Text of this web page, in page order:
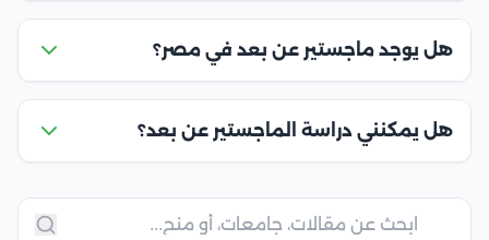
هل يوجد ماجستير عن بعد في مصر؟
هل يمكنني دراسة الماجستير عن بعد؟